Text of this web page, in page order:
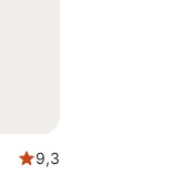
9,3